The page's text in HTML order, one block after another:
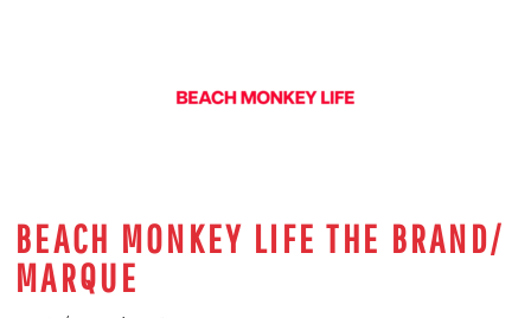
BEACH MONKEY LIFE THE BRAND/
MARQUE